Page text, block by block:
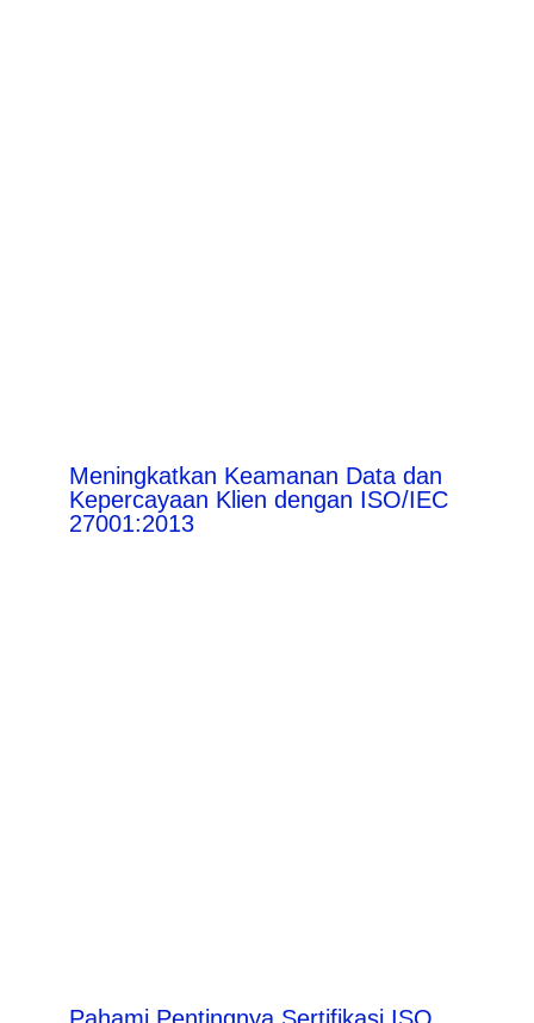
Meningkatkan Keamanan Data dan
Kepercayaan Klien dengan ISO/IEC
27001:2013